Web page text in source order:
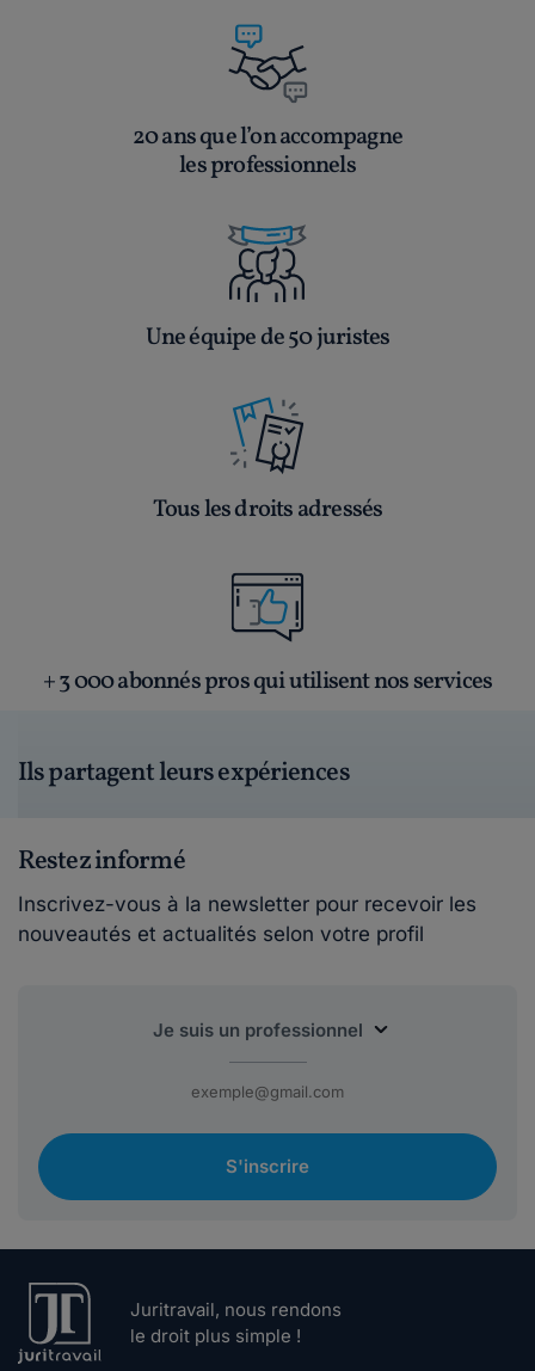
20 ans que l’on accompagne
les professionnels
Une équipe de 50 juristes
Tous les droits adressés
+ 3 000 abonnés pros qui utilisent nos services
Ils partagent leurs expériences
Restez informé
Inscrivez-vous à la newsletter pour recevoir les
nouveautés et actualités selon votre profil
S'inscrire
Juritravail, nous rendons
le droit plus simple !